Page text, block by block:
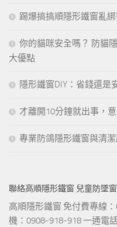
踢爆搞搞順隱形鐵窗亂綁
你的貓咪安全嗎？ 防貓
大優點
隱形鐵窗DIY：省錢還是
才離開10分鐘就出事，
專業防鴿隱形鐵窗與清
聯絡高順隱形鐵窗 兒童防墜
高順隱形鐵窗 免付費專線
機：0908-918-918 一通電